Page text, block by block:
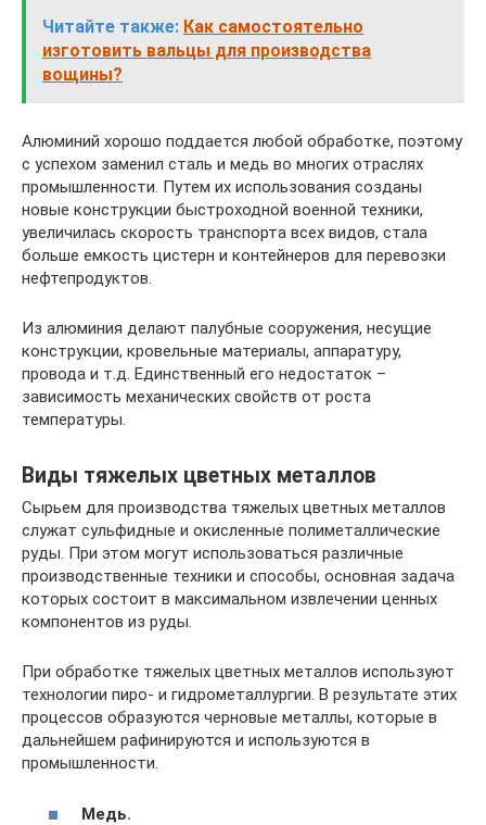
Читайте также: Как самостоятельно
изготовить вальцы для производства
вощины?
Алюминий хорошо поддается любой обработке, поэтому
с успехом заменил сталь и медь во многих отраслях
промышленности. Путем их использования созданы
новые конструкции быстроходной военной техники,
увеличилась скорость транспорта всех видов, стала
больше емкость цистерн и контейнеров для перевозки
нефтепродуктов.
Из алюминия делают палубные сооружения, несущие
конструкции, кровельные материалы, аппаратуру,
провода и т.д. Единственный его недостаток –
зависимость механических свойств от роста
температуры.
Виды тяжелых цветных металлов
Сырьем для производства тяжелых цветных металлов
служат сульфидные и окисленные полиметаллические
руды. При этом могут использоваться различные
производственные техники и способы, основная задача
которых состоит в максимальном извлечении ценных
компонентов из руды.
При обработке тяжелых цветных металлов используют
технологии пиро- и гидрометаллургии. В результате этих
процессов образуются черновые металлы, которые в
дальнейшем рафинируются и используются в
промышленности.
Медь.